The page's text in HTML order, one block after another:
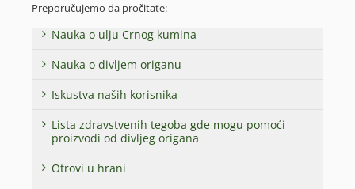
Preporučujemo da pročitate:
Nauka o ulju Crnog kumina
Nauka o divljem origanu
Iskustva naših korisnika
Lista zdravstvenih tegoba gde mogu pomoći
proizvodi od divljeg origana
Otrovi u hrani